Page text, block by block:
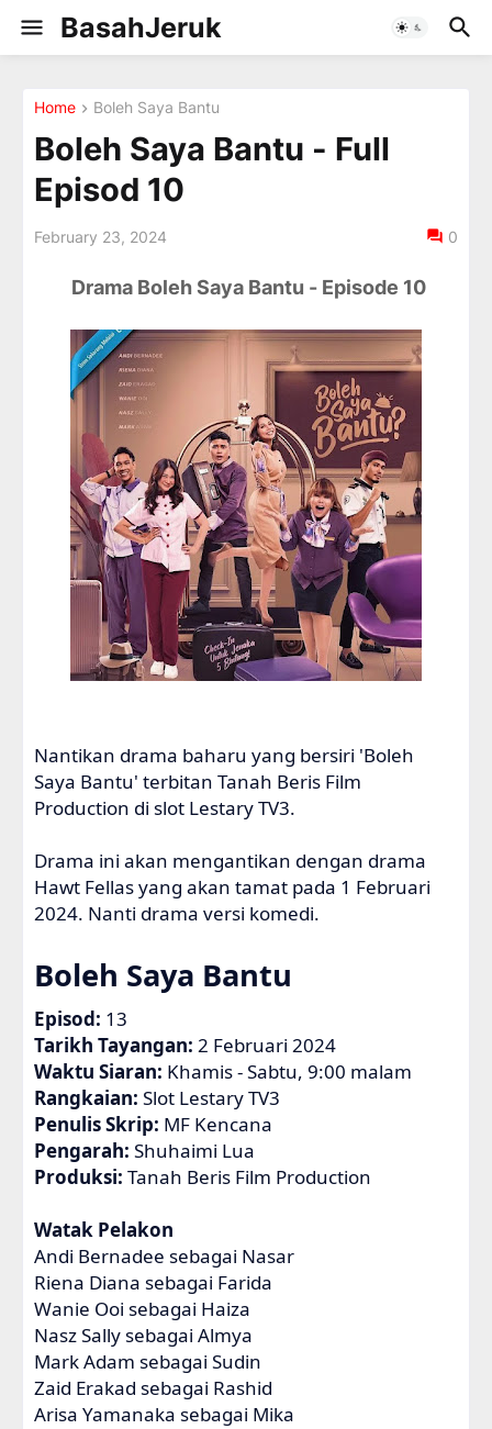
BasahJeruk
Home Boleh Saya Bantu
Boleh Saya Bantu - Full
Episod 10
February 23, 2024 0
Drama Boleh Saya Bantu - Episode 10
Nantikan drama baharu yang bersiri 'Boleh
Saya Bantu' terbitan Tanah Beris Film
Production di slot Lestary TV3.
Drama ini akan mengantikan dengan drama
Hawt Fellas yang akan tamat pada 1 Februari
2024. Nanti drama versi komedi.
Boleh Saya Bantu
Episod: 13
Tarikh Tayangan: 2 Februari 2024
Waktu Siaran: Khamis - Sabtu, 9:00 malam
Rangkaian: Slot Lestary TV3
Penulis Skrip: MF Kencana
Pengarah: Shuhaimi Lua
Produksi: Tanah Beris Film Production
Watak Pelakon
Andi Bernadee sebagai Nasar
Riena Diana sebagai Farida
Wanie Ooi sebagai Haiza
Nasz Sally sebagai Almya
Mark Adam sebagai Sudin
Zaid Erakad sebagai Rashid
Arisa Yamanaka sebagai Mika